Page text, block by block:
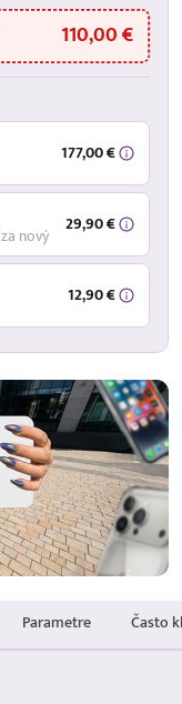
110,00 €
177,00 €
nový
29,90 €
12,90 €
Parametre Často